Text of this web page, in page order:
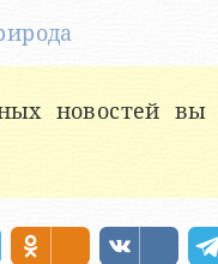
новостей вы